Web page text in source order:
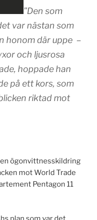
”Den som
var nästan som
honom där uppe –
och ljusrosa
hoppade han
på ett kors, som
riktad mot
en ögonvittnesskildring
mot World Trade
Pentagon 11